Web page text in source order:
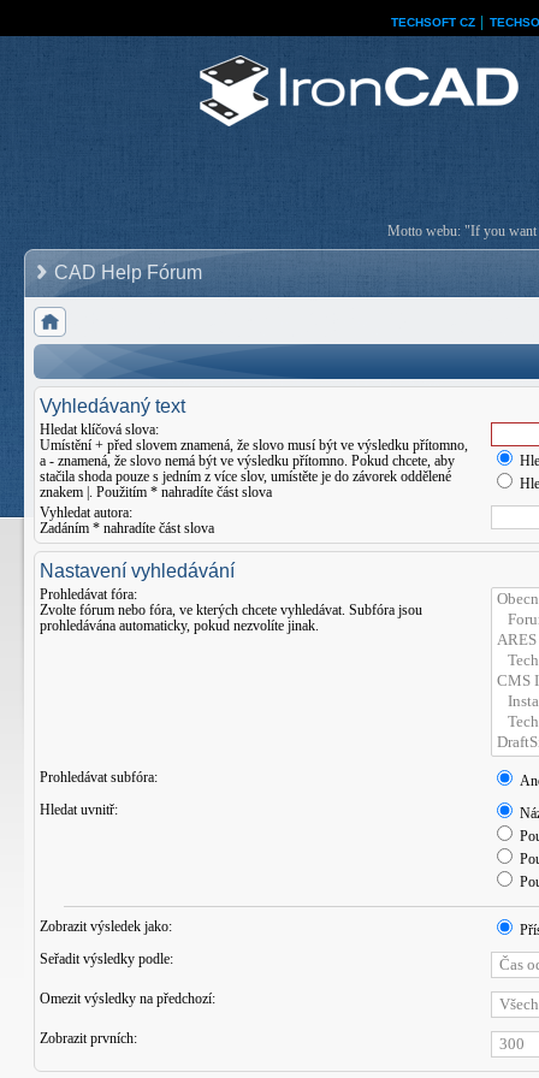
TECHSOFT CZ
Motto webu: "If you want
CAD Help Fórum
Vyhledávaný text
Hledat klíčová slova:
Umístění + před slovem znamená, že slovo musí být ve výsledku přítomno,
a - znamená, že slovo nemá být ve výsledku přítomno. Pokud chcete, aby
stačila shoda pouze s jedním z více slov, umístěte je do závorek oddělené
znakem . Použitím * nahradíte část slova
Vyhledat autora:
Zadáním * nahradíte část slova
Nastavení vyhledávání
Prohledávat fóra:
Zvolte fórum nebo fóra, ve kterých chcete vyhledávat. Subfóra jsou
prohledávána automaticky, pokud nezvolíte jinak.
Prohledávat subfóra:
Hledat uvnitř:
Zobrazit výsledek jako:
Seřadit výsledky podle:
Omezit výsledky na předchozí:
Zobrazit prvních: